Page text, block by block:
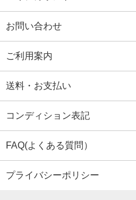
お問い合わせ
ご利用案内
送料・お支払い
コンディション表記
FAQ(よくある質問）
プライバシーポリシー